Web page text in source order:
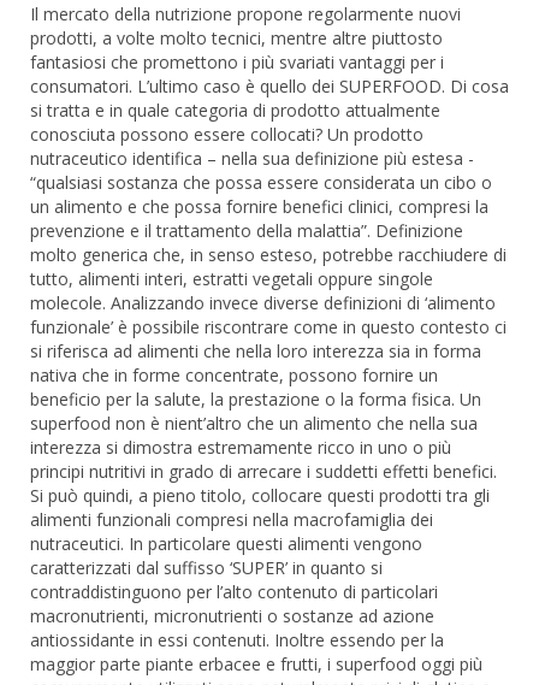
Il mercato della nutrizione propone regolarmente nuovi
prodotti, a volte molto tecnici, mentre altre piuttosto
fantasiosi che promettono i più svariati vantaggi per i
consumatori. L’ultimo caso è quello dei SUPERFOOD. Di cosa
si tratta e in quale categoria di prodotto attualmente
conosciuta possono essere collocati? Un prodotto
nutraceutico identifica – nella sua definizione più estesa -
“qualsiasi sostanza che possa essere considerata un cibo o
un alimento e che possa fornire benefici clinici, compresi la
prevenzione e il trattamento della malattia”. Definizione
molto generica che, in senso esteso, potrebbe racchiudere di
tutto, alimenti interi, estratti vegetali oppure singole
molecole. Analizzando invece diverse definizioni di ‘alimento
funzionale’ è possibile riscontrare come in questo contesto ci
si riferisca ad alimenti che nella loro interezza sia in forma
nativa che in forme concentrate, possono fornire un
beneficio per la salute, la prestazione o la forma fisica. Un
superfood non è nient’altro che un alimento che nella sua
interezza si dimostra estremamente ricco in uno o più
principi nutritivi in grado di arrecare i suddetti effetti benefici.
Si può quindi, a pieno titolo, collocare questi prodotti tra gli
alimenti funzionali compresi nella macrofamiglia dei
nutraceutici. In particolare questi alimenti vengono
caratterizzati dal suffisso ‘SUPER’ in quanto si
contraddistinguono per l’alto contenuto di particolari
macronutrienti, micronutrienti o sostanze ad azione
antiossidante in essi contenuti. Inoltre essendo per la
maggior parte piante erbacee e frutti, i superfood oggi più